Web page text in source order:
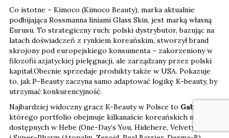
Co istotne – Kimoco (Kimoco Beauty), marka aktualnie
podbijająca Rossmanna liniami Glass Skin, jest marką własną
Eurusu. To strategiczny ruch: polski dystrybutor, bazując na
latach doświadczeń z rynkiem koreańskim, stworzył brand
skrojony pod europejskiego konsumenta – zakorzeniony w
filozofii azjatyckiej pielęgnacji, ale zarządzany przez polski
kapitał.Obecnie sprzedaje produkty także w USA. Pokazuje
to, jak P-Beauty zaczyna samo adaptować logikę K-beauty, by
utrzymać konkurencyjność.
Najbardziej widoczny gracz K-Beauty w Polsce to Gabona,
którego portfolio obejmuje kilkanaście koreańskich marek
dostępnych w Hebe (One-Day‘s You, Hidehere, Velvety), DOZ